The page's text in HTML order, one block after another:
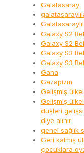
Galatasaray
Galaxy S2
Galaxy S2
Galaxy S3
Galaxy S3
Gana
Gazapizm
Gelişmiş
Gelişmiş
düşleri
diye alınır
genel sağlık
Geri kalmış
çocuklara